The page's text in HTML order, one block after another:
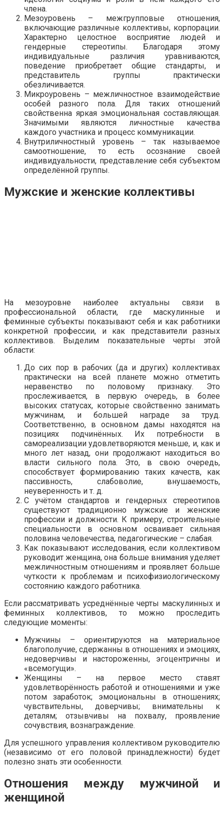
члена.
Мезоуровень – межгрупповые отношения,
включающие различные коллективы, корпорации.
Характерно целостное восприятие людей и
гендерные стереотипы. Благодаря этому
индивидуальные различия уравниваются,
поведение приобретает общие стандарты, и
представитель группы практически
обезличивается.
Микроуровень – межличностное взаимодействие
особей разного пола. Для таких отношений
свойственна яркая эмоциональная составляющая.
Значимыми являются личностные качества
каждого участника и процесс коммуникации.
Внутриличностный уровень – так называемое
самоотношение, то есть осознание своей
индивидуальности, представление себя субъектом
определённой группы.
Мужские и женские коллективы
На мезоуровне наиболее актуальны связи в
профессиональной области, где маскулинные и
феминные субъекты показывают себя и как работники
конкретной профессии, и как представители разных
коллективов. Выделим показательные черты этой
области:
До сих пор в рабочих (да и других) коллективах
практически на всей планете можно отметить
неравенство по половому признаку. Это
прослеживается, в первую очередь, в более
высоких статусах, которые свойственно занимать
мужчинам, и большей награде за труд.
Соответственно, в основном дамы находятся на
позициях подчинённых. Их потребности в
самореализации удовлетворяются меньше, и, как и
много лет назад, они продолжают находиться во
власти сильного пола. Это, в свою очередь,
способствует формированию таких качеств, как
пассивность, слабоволие, внушаемость,
неуверенность и т. д.
С учётом стандартов и гендерных стереотипов
существуют традиционно мужские и женские
профессии и должности. К примеру, строительные
специальности в основном осваивает сильная
половина человечества, педагогические – слабая.
Как показывают исследования, если коллективом
руководит женщина, она больше внимания уделяет
межличностным отношениям и проявляет больше
чуткости к проблемам и психофизиологическому
состоянию каждого работника.
Если рассматривать усреднённые черты маскулинных и
феминных коллективов, то можно проследить
следующие моменты:
Мужчины – ориентируются на материальное
благополучие, сдержанны в отношениях и эмоциях,
недоверчивы и настороженны, эгоцентричны и
«всемогущи».
Женщины – на первое место ставят
удовлетворённость работой и отношениями и уже
потом заработок; эмоциональны в отношениях;
чувствительны, доверчивы; внимательны к
деталям; отзывчивы на похвалу, проявление
сочувствия, вознаграждение.
Для успешного управления коллективом руководителю
(независимо от его половой принадлежности) будет
полезно знать эти особенности.
Отношения между мужчиной и
женщиной